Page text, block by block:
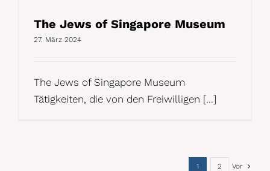
The Jews of Singapore Museum
27. März 2024
The Jews of Singapore Museum
Tätigkeiten, die von den Freiwilligen [...]
1 2 Vor